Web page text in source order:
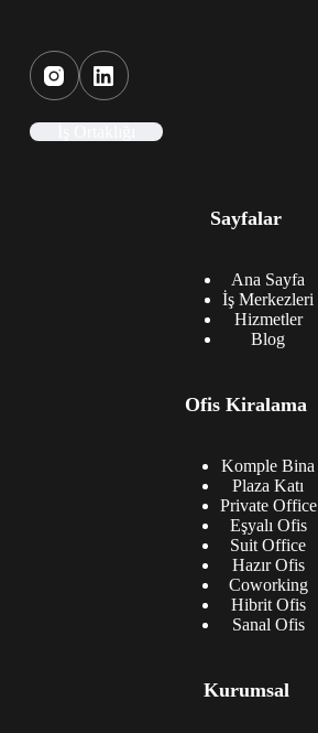
Sayfalar
Ana Sayfa
İş Merkezleri
Hizmetler
Blog
Ofis Kiralama
Komple Bina
Plaza Katı
Private Office
Eşyalı Ofis
Suit Office
Hazır Ofis
Coworking
Hibrit Ofis
Sanal Ofis
Kurumsal